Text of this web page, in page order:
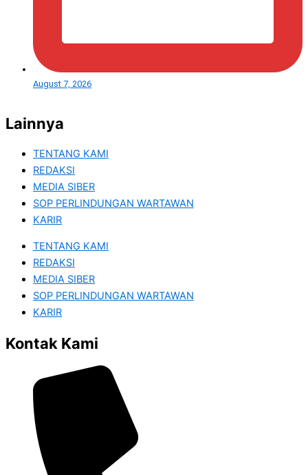
August 7, 2026
Lainnya
TENTANG KAMI
REDAKSI
MEDIA SIBER
SOP PERLINDUNGAN WARTAWAN
KARIR
TENTANG KAMI
REDAKSI
MEDIA SIBER
SOP PERLINDUNGAN WARTAWAN
KARIR
Kontak Kami